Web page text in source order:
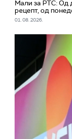
Мали за РТС: Од
рецепт, од
01. 08. 2026.